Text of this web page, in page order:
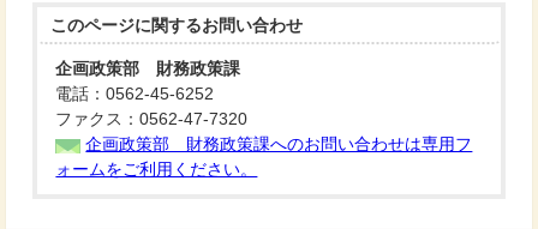
このページに関するお問い合わせ
企画政策部 財務政策課
電話：0562-45-6252
ファクス：0562-47-7320
企画政策部 財務政策課へのお問い合わせは専用フ
ォームをご利用ください。